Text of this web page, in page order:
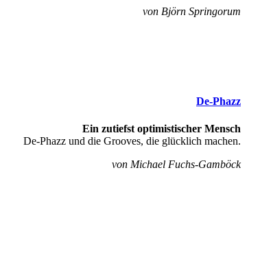
von Björn Springorum
De-Phazz
Ein zutiefst optimistischer Mensch
De-Phazz und die Grooves, die glücklich machen.
von Michael Fuchs-Gamböck